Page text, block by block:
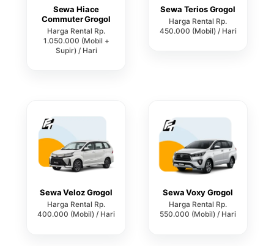
Sewa Hiace
Commuter Grogol
Harga Rental Rp.
1.050.000 (Mobil +
Supir) / Hari
Sewa Terios Grogol
Harga Rental Rp.
450.000 (Mobil) / Hari
Sewa Veloz Grogol
Harga Rental Rp.
400.000 (Mobil) / Hari
Sewa Voxy Grogol
Harga Rental Rp.
550.000 (Mobil) / Hari